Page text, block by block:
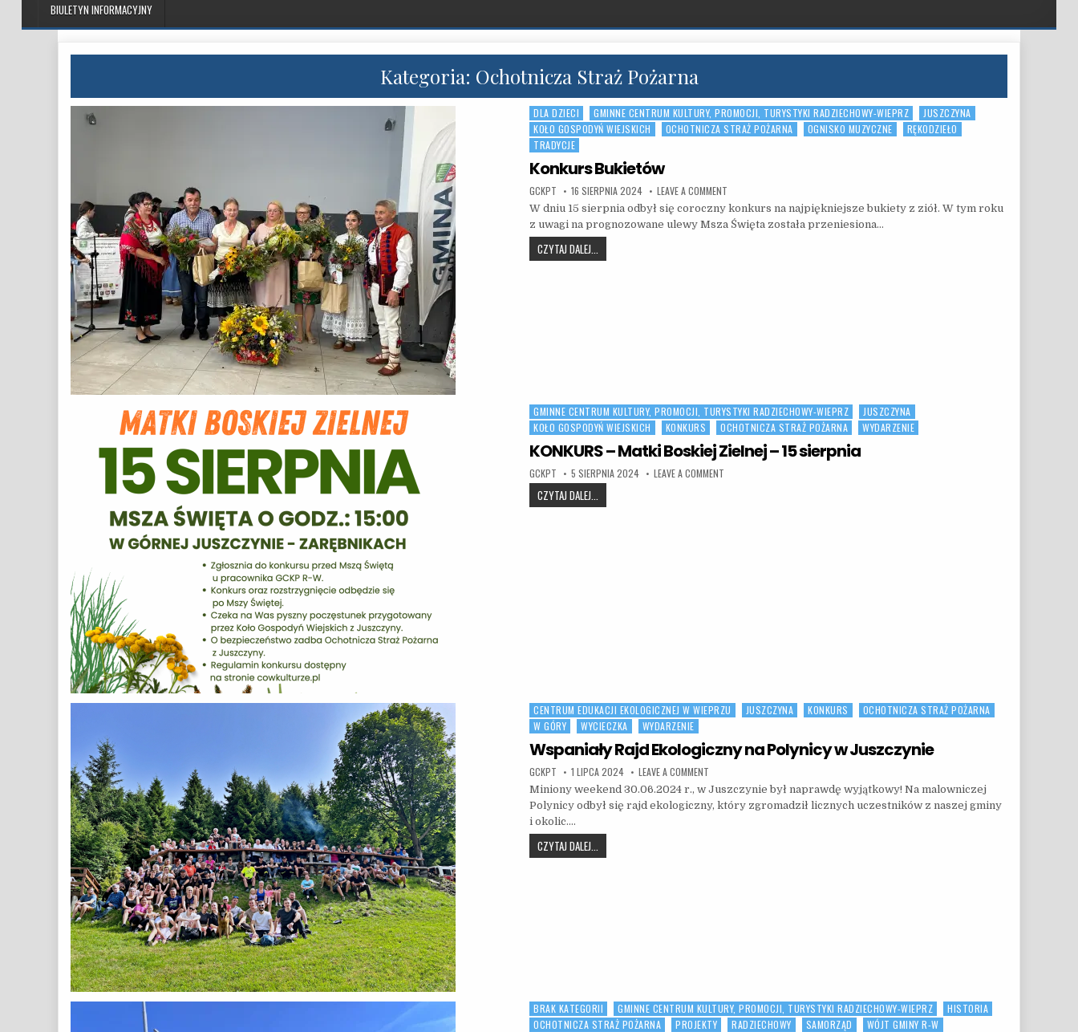
BIULETYN INFORMACYJNY
Kategoria: Ochotnicza Straż Pożarna
Posted in
DLA DZIECI GMINNE CENTRUM KULTURY, PROMOCJI, TURYSTYKI RADZIECHOWY-WIEPRZ
JUSZCZYNA
KOŁO GOSPODYŃ WIEJSKICH
OCHOTNICZA STRAŻ POŻARNA OGNISKO MUZYCZNE
RĘKODZIEŁO
TRADYCJE
Konkurs Bukietów
AUTHOR:
GCKPT PUBLISHED DATE:
16 SIERPNIA 2024 LEAVE A COMMENT
W dniu 15 sierpnia odbył się coroczny konkurs na najpiękniejsze bukiety z ziół. W tym roku
z uwagi na prognozowane ulewy Msza Święta została przeniesiona…
CZYTAJ DALEJ...
Posted in
GMINNE CENTRUM KULTURY, PROMOCJI, TURYSTYKI RADZIECHOWY-WIEPRZ
JUSZCZYNA
KOŁO GOSPODYŃ WIEJSKICH
KONKURS OCHOTNICZA STRAŻ POŻARNA WYDARZENIE
KONKURS – Matki Boskiej Zielnej – 15 sierpnia
AUTHOR:
GCKPT PUBLISHED DATE:
5 SIERPNIA 2024 LEAVE A COMMENT
CZYTAJ DALEJ...
Posted in
CENTRUM EDUKACJI EKOLOGICZNEJ W WIEPRZU JUSZCZYNA KONKURS
OCHOTNICZA STRAŻ POŻARNA
W GÓRY
WYCIECZKA WYDARZENIE
Wspaniały Rajd Ekologiczny na Polynicy w Juszczynie
AUTHOR:
GCKPT PUBLISHED DATE:
1 LIPCA 2024 LEAVE A COMMENT
Miniony weekend 30.06.2024 r., w Juszczynie był naprawdę wyjątkowy! Na malowniczej
Polynicy odbył się rajd ekologiczny, który zgromadził licznych uczestników z naszej gminy
i okolic….
CZYTAJ DALEJ...
Posted in
BRAK KATEGORII GMINNE CENTRUM KULTURY, PROMOCJI, TURYSTYKI RADZIECHOWY-WIEPRZ
HISTORIA
OCHOTNICZA STRAŻ POŻARNA
PROJEKTY RADZIECHOWY SAMORZĄD
WÓJT GMINY R-W